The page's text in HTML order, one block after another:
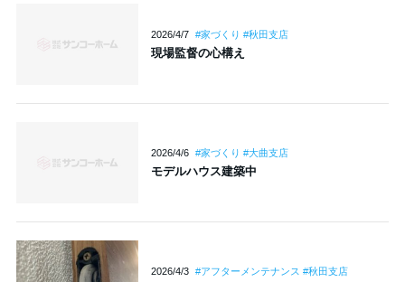
2026/4/7 #家づくり #秋田支店
現場監督の心構え
2026/4/6 #家づくり #大曲支店
モデルハウス建築中
2026/4/3 #アフターメンテナンス #秋田支店